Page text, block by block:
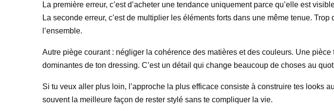
La première erreur, c’est d’acheter une tendance uniquement parce qu’elle est
La seconde erreur, c’est de multiplier les éléments forts dans une même tenue.
l’ensemble.
Autre piège courant : négliger la cohérence des matières et des couleurs. Une
dominantes de ton dressing. C’est un détail qui change beaucoup de choses au
Si tu veux aller plus loin, l’approche la plus efficace consiste à construire tes looks
souvent la meilleure façon de rester stylé sans te compliquer la vie.